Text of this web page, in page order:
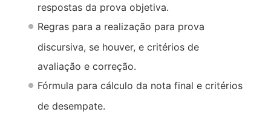
respostas da prova objetiva.
Regras para a realização para prova
discursiva, se houver, e critérios de
avaliação e correção.
Fórmula para cálculo da nota final e critérios
de desempate.